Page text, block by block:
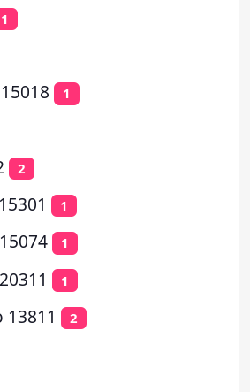
1
1
2
1
1
1
13811 2